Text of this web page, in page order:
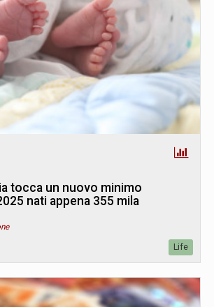
tocca un nuovo minimo
nati appena 355 mila
Life